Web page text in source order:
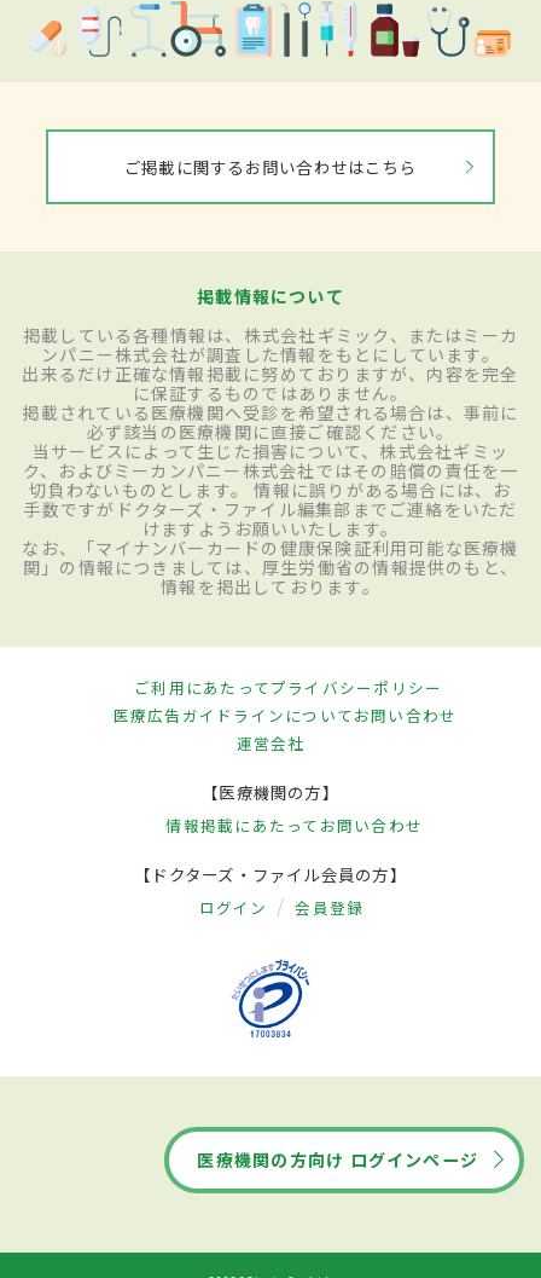
ご掲載に関するお問い合わせはこちら
掲載情報について
掲載している各種情報は、株式会社ギミック、またはミーカ
ンパニー株式会社が調査した情報をもとにしています。
出来るだけ正確な情報掲載に努めておりますが、内容を完全
に保証するものではありません。
掲載されている医療機関へ受診を希望される場合は、事前に
必ず該当の医療機関に直接ご確認ください。
当サービスによって生じた損害について、株式会社ギミッ
ク、およびミーカンパニー株式会社ではその賠償の責任を一
切負わないものとします。 情報に誤りがある場合には、お
手数ですがドクターズ・ファイル編集部までご連絡をいただ
けますようお願いいたします。
なお、「マイナンバーカードの健康保険証利用可能な医療機
関」の情報につきましては、厚生労働省の情報提供のもと、
情報を掲出しております。
ご利用にあたってプライバシーポリシー
医療広告ガイドラインについてお問い合わせ
運営会社
【医療機関の方】
情報掲載にあたって お問い合わせ
【ドクターズ・ファイル会員の方】
ログイン 会員登録
医療機関の方向け ログインページ